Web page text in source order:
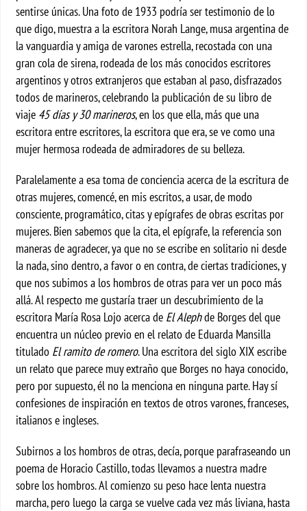
sentirse únicas. Una foto de 1933 podría ser testimonio de lo
que digo, muestra a la escritora Norah Lange, musa argentina de
la vanguardia y amiga de varones estrella, recostada con una
gran cola de sirena, rodeada de los más conocidos escritores
argentinos y otros extranjeros que estaban al paso, disfrazados
todos de marineros, celebrando la publicación de su libro de
viaje 45 días y 30 marineros, en los que ella, más que una
escritora entre escritores, la escritora que era, se ve como una
mujer hermosa rodeada de admiradores de su belleza.
Paralelamente a esa toma de conciencia acerca de la escritura de
otras mujeres, comencé, en mis escritos, a usar, de modo
consciente, programático, citas y epígrafes de obras escritas por
mujeres. Bien sabemos que la cita, el epígrafe, la referencia son
maneras de agradecer, ya que no se escribe en solitario ni desde
la nada, sino dentro, a favor o en contra, de ciertas tradiciones, y
que nos subimos a los hombros de otras para ver un poco más
allá. Al respecto me gustaría traer un descubrimiento de la
escritora María Rosa Lojo acerca de El Alephde Borges del que
encuentra un núcleo previo en el relato de Eduarda Mansilla
titulado El ramito de romero. Una escritora del siglo XIX escribe
un relato que parece muy extraño que Borges no haya conocido,
pero por supuesto, él no la menciona en ninguna parte. Hay sí
confesiones de inspiración en textos de otros varones, franceses,
italianos e ingleses.
Subirnos a los hombros de otras, decía, porque parafraseando un
poema de Horacio Castillo, todas llevamos a nuestra madre
sobre los hombros. Al comienzo su peso hace lenta nuestra
marcha, pero luego la carga se vuelve cada vez más liviana, hasta